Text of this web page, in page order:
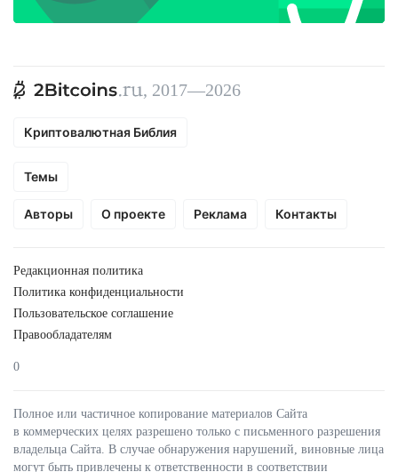
, 2017—2026
Криптовалютная Библия
Темы
Авторы О проекте Реклама Контакты
Редакционная политика
Политика конфиденциальности
Пользовательское соглашение
Правообладателям
0
Полное или частичное копирование материалов Сайта
в коммерческих целях разрешено только с письменного разрешения
владельца Сайта. В случае обнаружения нарушений, виновные лица
могут быть привлечены к ответственности в соответствии